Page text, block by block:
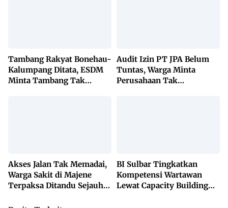
Tambang Rakyat Bonehau-
Kalumpang Ditata, ESDM
Minta Tambang Tak
Audit Izin PT JPA Belum
Tuntas, Warga Minta
Perusahaan Tak
Akses Jalan Tak Memadai,
Warga Sakit di Majene
Terpaksa Ditandu Sejauh
BI Sulbar Tingkatkan
Kompetensi Wartawan
Lewat Capacity Building